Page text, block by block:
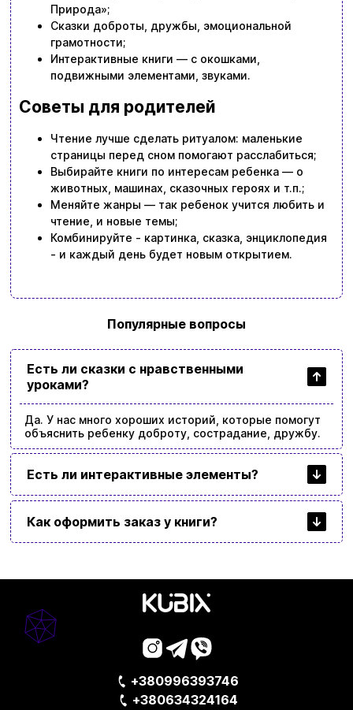
Природа»;
Сказки доброты, дружбы, эмоциональной
грамотности;
Интерактивные книги — с окошками,
подвижными элементами, звуками.
Советы для родителей
Чтение лучше сделать ритуалом: маленькие
страницы перед сном помогают расслабиться;
Выбирайте книги по интересам ребенка — о
животных, машинах, сказочных героях и т.п.;
Меняйте жанры — так ребенок учится любить и
чтение, и новые темы;
Комбинируйте - картинка, сказка, энциклопедия
- и каждый день будет новым открытием.
Популярные вопросы
Есть ли сказки с нравственными
уроками?
Да. У нас много хороших историй, которые помогут
объяснить ребенку доброту, сострадание, дружбу.
Есть ли интерактивные элементы?
Как оформить заказ у книги?
+380996393746
+380634324164